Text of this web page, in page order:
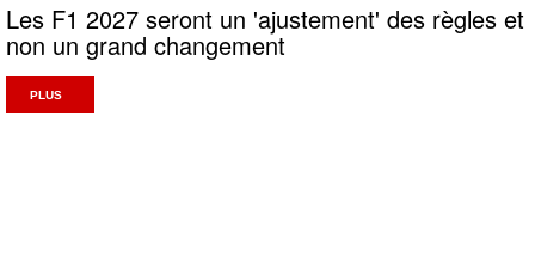
Les F1 2027 seront un 'ajustement' des règles et
non un grand changement
PLUS